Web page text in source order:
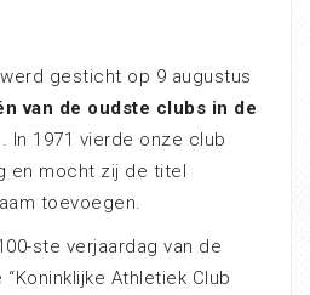
gesticht op 9 augustus
van de oudste clubs in de
. In 1971 vierde onze club
en mocht zij de titel
toevoegen.
ste verjaardag van de
Athletiek Club